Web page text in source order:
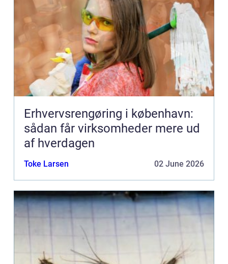
Erhvervsrengøring i københavn:
sådan får virksomheder mere ud
af hverdagen
Toke Larsen 02 June 2026